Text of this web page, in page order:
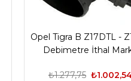
Opel Tigra B Z17DTL -
Debimetre İthal
₺1.277,75